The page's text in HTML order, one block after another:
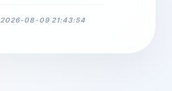
2026-08-09 21:43:54